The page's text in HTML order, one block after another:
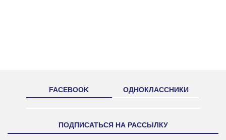
FACEBOOK ОДНОКЛАССНИКИ
ПОДПИСАТЬСЯ НА РАССЫЛКУ